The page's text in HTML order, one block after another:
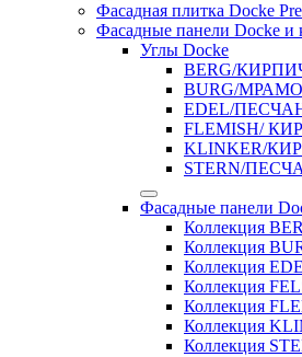
Фасадная плитка Docke
Фасадные панели Docke
Углы Docke
BERG/
BURG/
EDEL/
FLEMISH/
KLINKER/
STERN/
Фасадные панели
Коллекция
Коллекция
Коллекция
Коллекция
Коллекция
Коллекция
Коллекция